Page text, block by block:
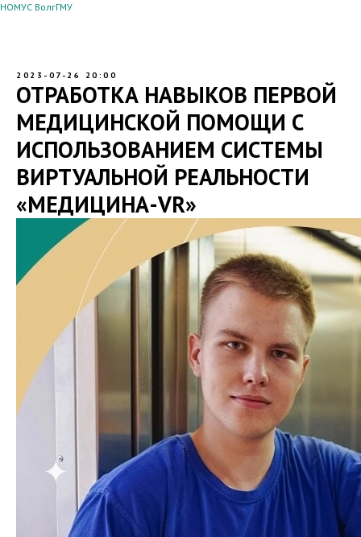
НОМУС ВолгГМУ
2023-07-26 20:00
ОТРАБОТКА НАВЫКОВ ПЕРВОЙ
МЕДИЦИНСКОЙ ПОМОЩИ С
ИСПОЛЬЗОВАНИЕМ СИСТЕМЫ
ВИРТУАЛЬНОЙ РЕАЛЬНОСТИ
«МЕДИЦИНА-VR»